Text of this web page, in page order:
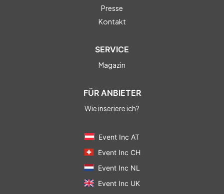
Presse
Kontakt
SERVICE
Magazin
FÜR ANBIETER
Wie inseriere ich?
Event Inc AT
Event Inc CH
Event Inc NL
Event Inc UK